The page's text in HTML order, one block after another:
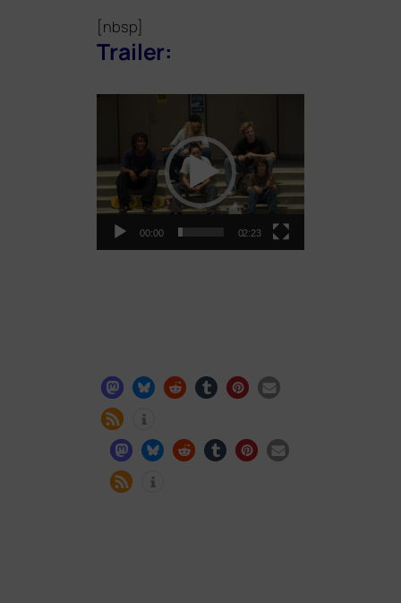
[nbsp]
Trailer:
00:00 02:23